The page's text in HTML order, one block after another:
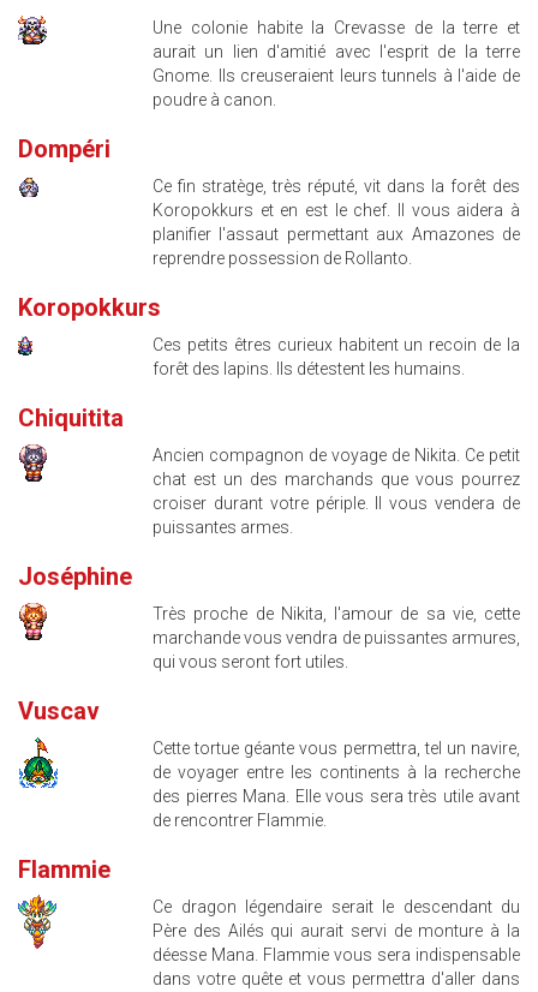
Une colonie habite la Crevasse de la terre et
aurait un lien d'amitié avec l'esprit de la terre
Gnome. Ils creuseraient leurs tunnels à l'aide de
poudre à canon.
Dompéri
Ce fin stratège, très réputé, vit dans la forêt des
Koropokkurs et en est le chef. Il vous aidera à
planifier l'assaut permettant aux Amazones de
reprendre possession de Rollanto.
Koropokkurs
Ces petits êtres curieux habitent un recoin de la
forêt des lapins. Ils détestent les humains.
Chiquitita
Ancien compagnon de voyage de Nikita. Ce petit
chat est un des marchands que vous pourrez
croiser durant votre périple. Il vous vendera de
puissantes armes.
Joséphine
Très proche de Nikita, l'amour de sa vie, cette
marchande vous vendra de puissantes armures,
qui vous seront fort utiles.
Vuscav
Cette tortue géante vous permettra, tel un navire,
de voyager entre les continents à la recherche
des pierres Mana. Elle vous sera très utile avant
de rencontrer Flammie.
Flammie
Ce dragon légendaire serait le descendant du
Père des Ailés qui aurait servi de monture à la
déesse Mana. Flammie vous sera indispensable
dans votre quête et vous permettra d'aller dans